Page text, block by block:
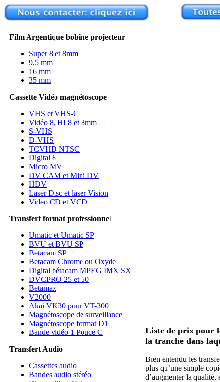
Liste de prix pour
la tranche dans
Bien entendu les
plus qu’une simple
d’augmenter la qualité,
Film Argentique bobine projecteur
Super 8 et 8mm
9,5 mm
16 mm
35 mm
Cassette Vidéo magnétoscope
VHS et VHS-C
Vidéo 8, HI 8 et 8mm
S-VHS
D-VHS
TCVHD NTSC
Digital 8
Micro MV
DV CAM et Mini DV
HDV
Laser Disc et laser Vision
Video CD et VCD
Transfert format professionnel
Umatic et Umatic SP
BVU et BVU SP
Betacam SP
Betacam Chrome ou Oxyde
Digital bétacam MPEG IMX SX
DVCPRO 25 et 50
Betamax
V2000
Akai VK30 pour VT-300
Magnétoscope de surveillance
Magnétoscope format D1
Bande vidéo 1 Pouce C
Transfert Audio
Cassettes audio
Bandes audio stéréo